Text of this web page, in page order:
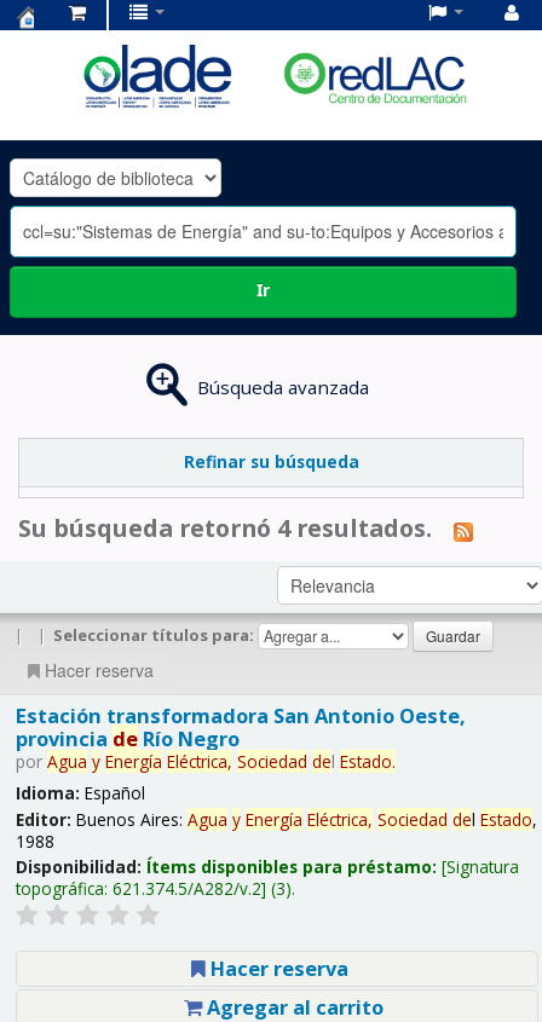
OLADE
-
Ir
Búsqueda avanzada
Refinar su búsqueda
Su búsqueda retornó 4 resultados.
| | Seleccionar títulos para:
Hacer reserva
Estación transformadora San Antonio Oeste,
provincia deRío Negro
por Agua y Energía Eléctrica, Sociedad del Estado.
Idioma: Español
Editor: Buenos Aires: Agua y Energía Eléctrica, Sociedad del Estado,
1988
Disponibilidad: Ítems disponibles para préstamo: Signatura
topográfica: 621.374.5/A282/v.2 (3).
Hacer reserva
Agregar al carrito